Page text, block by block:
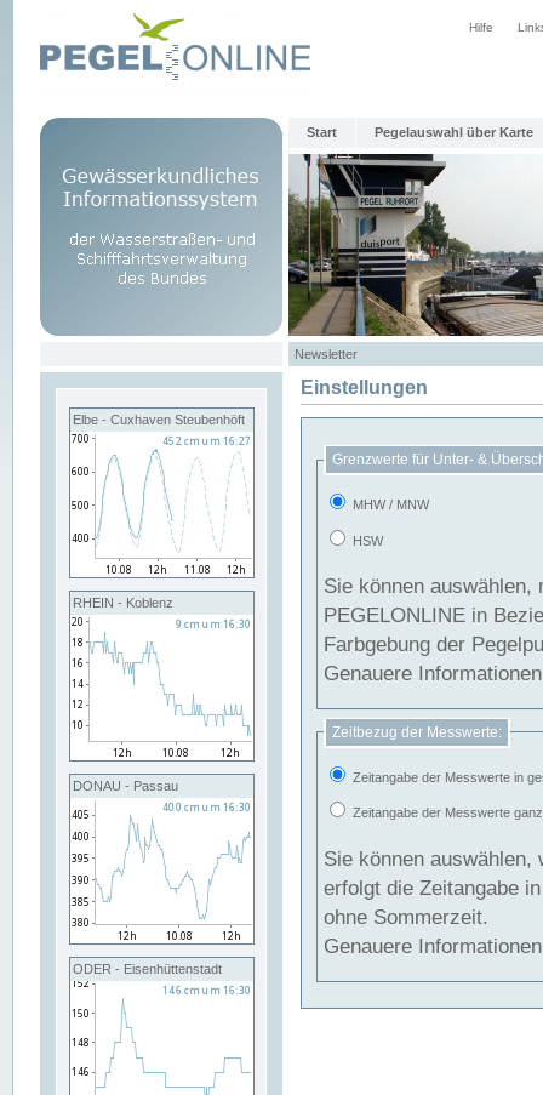
Hilfe
Start Pegelauswahl über Karte
Newsletter
Elbe - Cuxhaven Steubenhöft
RHEIN - Koblenz
DONAU - Passau
ODER - Eisenhüttenstadt
Einstellungen
Grenzwerte für Unter- &
MHW / MNW
HSW
Sie können
PEGELONLINE in Beziehung
Farbgebung der
Genauere
Zeitbezug der Messwerte:
Zeitangabe der Messwerte in
Zeitangabe der Messwerte
Sie können auswählen,
erfolgt die Zeitangabe
ohne Sommerzeit.
Genauere